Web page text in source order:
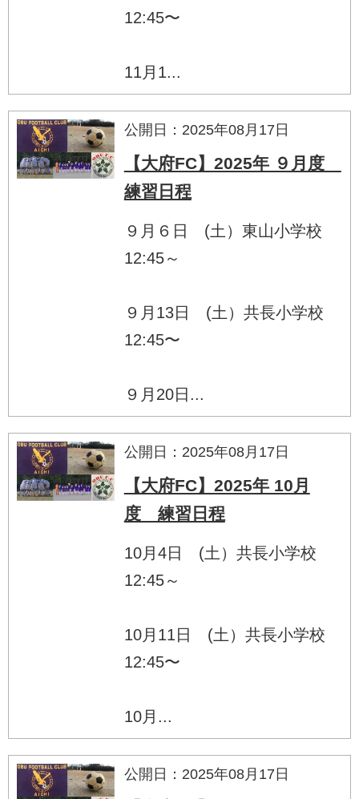
12:45〜
11月1...
公開日：2025年08月17日
【大府FC】2025年 ９月度
練習日程
９月６日 (土）東山小学校
12:45～
９月13日 (土）共長小学校
12:45〜
９月20日...
公開日：2025年08月17日
【大府FC】2025年 10月
度 練習日程
10月4日 (土）共長小学校
12:45～
10月11日 (土）共長小学校
12:45〜
10月...
公開日：2025年08月17日